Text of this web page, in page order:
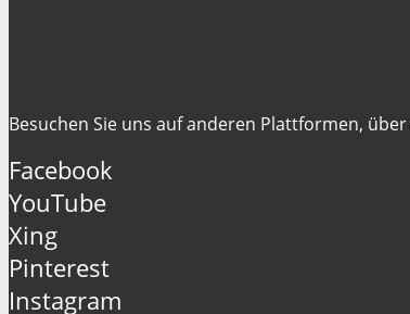
Besuchen Sie uns auf anderen Plattformen,
Facebook
YouTube
Xing
Pinterest
Instagram